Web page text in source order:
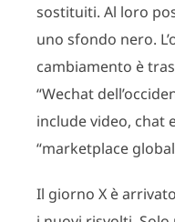
sostituiti. Al loro
uno sfondo nero.
cambiamento è
“Wechat
include video, chat
“marketplace
Il giorno X è